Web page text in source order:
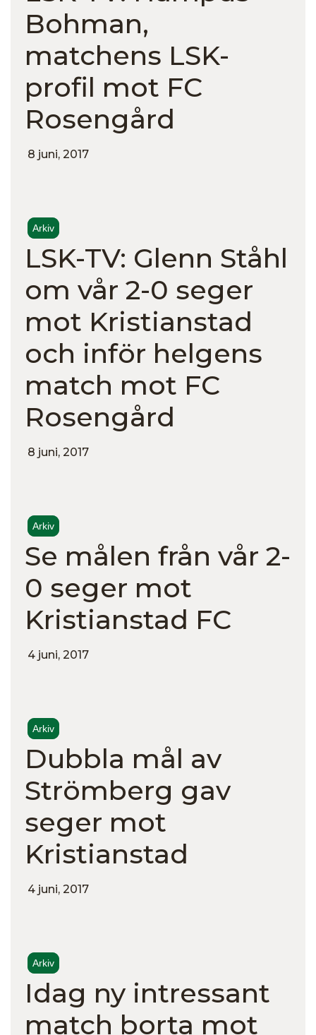
Bohman,
matchens LSK-
profil mot FC
Rosengård
8 juni, 2017
Arkiv
LSK-TV: Glenn Ståhl
om vår 2-0 seger
mot Kristianstad
och inför helgens
match mot FC
Rosengård
8 juni, 2017
Arkiv
Se målen från vår 2-
0 seger mot
Kristianstad FC
4 juni, 2017
Arkiv
Dubbla mål av
Strömberg gav
seger mot
Kristianstad
4 juni, 2017
Arkiv
Idag ny intressant
match borta mot